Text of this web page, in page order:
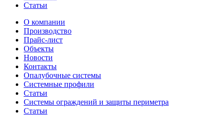
Статьи
О компании
Производство
Прайс-лист
Объекты
Новости
Контакты
Опалубочные системы
Системные профили
Статьи
Системы ограждений и защиты периметра
Статьи